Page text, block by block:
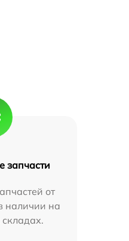
запчасти
от
наличии на